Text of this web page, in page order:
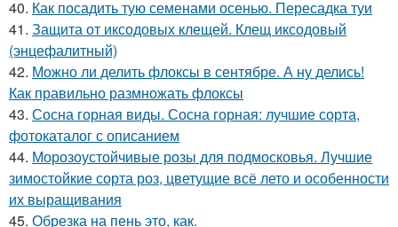
40. Как посадить тую семенами осенью. Пересадка туи
41. Защита от иксодовых клещей. Клещ иксодовый
(энцефалитный)
42. Можно ли делить флоксы в сентябре. А ну делись!
Как правильно размножать флоксы
43. Сосна горная виды. Сосна горная: лучшие сорта,
фотокаталог с описанием
44. Морозоустойчивые розы для подмосковья. Лучшие
зимостойкие сорта роз, цветущие всё лето и особенности
их выращивания
45. Обрезка на пень это, как.